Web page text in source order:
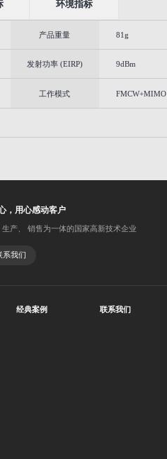
环境指标
产品重量 81g
发射功率 (EIRP) 9dBm
工作模式 FMCW+MIMO
，用心感动客户
产、 销售为一体的国家高新技术企业
系我们
经典案例 联系我们